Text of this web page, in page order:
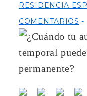
RESIDENCIA
COMENTARIOS